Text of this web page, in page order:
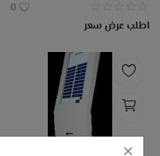
0
اطلب عرض سعر